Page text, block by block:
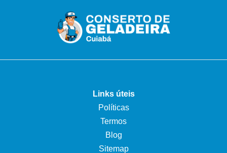
Links úteis
Políticas
Termos
Blog
Sitemap